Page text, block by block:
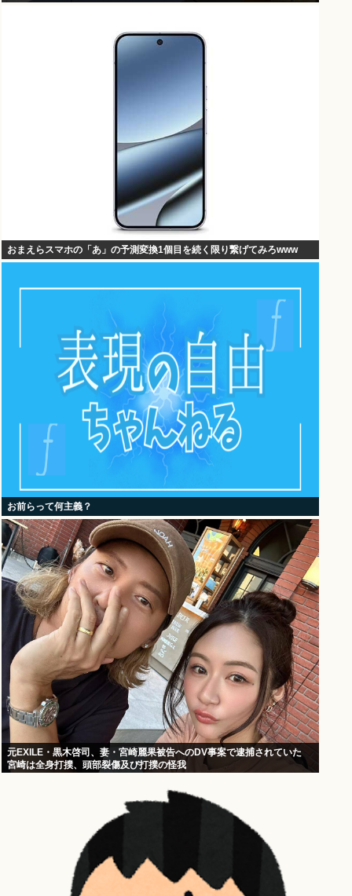
おまえらスマホの「あ」の予測変換1個目を続く限り繋げてみろwww
お前らって何主義？
元EXILE・黒木啓司、妻・宮崎麗果被告へのDV事案で逮捕されていた
宮崎は全身打撲、頭部裂傷及び打撲の怪我